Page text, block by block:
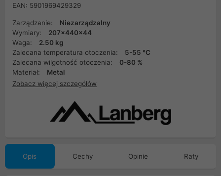
EAN: 5901969429329
Zarządzanie:
Niezarządzalny
Wymiary:
207x440x44
Waga:
2.50 kg
Zalecana temperatura otoczenia:
5-55 °C
Zalecana wilgotność otoczenia:
0-80 %
Materiał:
Metal
Zobacz więcej szczegółów
Opis Cechy Opinie Raty